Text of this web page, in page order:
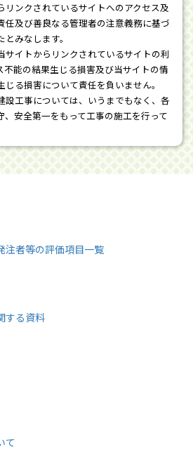
リンクされているサイトへのアクセス及
任及び善良なる管理者の注意義務に基づ
みなします。
サイトからリンクされているサイトの利
不能の結果生じる損害及び当サイトの情
る損害について責任を負いません。
設工事については、いうまでもなく、各
、安全第一をもって工事の施工を行って
注者等の評価項目一覧
する資料
て